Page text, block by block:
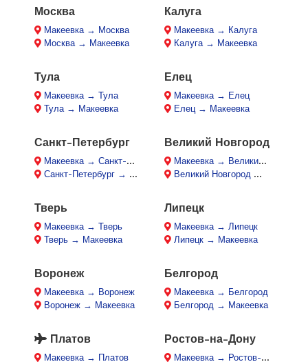
Москва
Макеевка → Москва
Москва → Макеевка
Калуга
Макеевка → Калуга
Калуга → Макеевка
Тула
Макеевка → Тула
Тула → Макеевка
Елец
Макеевка → Елец
Елец → Макеевка
Санкт-Петербург
Макеевка → Санкт-Петербург
Санкт-Петербург → Макеевка
Великий Новгород
Макеевка → Великий Новгород
Великий Новгород → Макеевка
Тверь
Макеевка → Тверь
Тверь → Макеевка
Липецк
Макеевка → Липецк
Липецк → Макеевка
Воронеж
Макеевка → Воронеж
Воронеж → Макеевка
Белгород
Макеевка → Белгород
Белгород → Макеевка
Платов
Макеевка → Платов
Ростов-на-Дону
Макеевка → Ростов-на-Дону